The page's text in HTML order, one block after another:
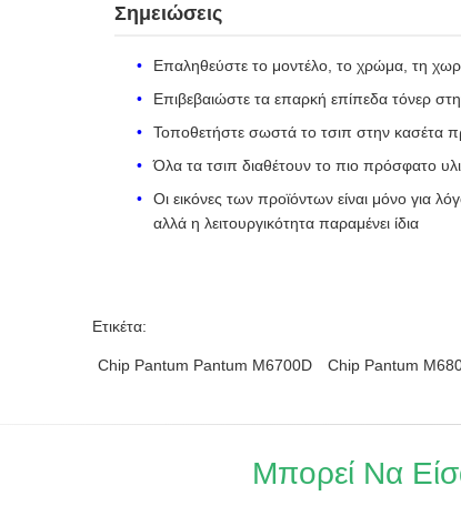
Σημειώσεις
Επαληθεύστε το μοντέλο, το χρώμα, τη
Επιβεβαιώστε τα επαρκή επίπεδα τόνερ
Τοποθετήστε σωστά το τσιπ στην κασέτα
Όλα τα τσιπ διαθέτουν το πιο πρόσφατο
Οι εικόνες των προϊόντων είναι μόνο για
αλλά η λειτουργικότητα παραμένει ίδια
Ετικέτα:
Chip Pantum Pantum M6700D Chip Pantum
Μπορεί Να